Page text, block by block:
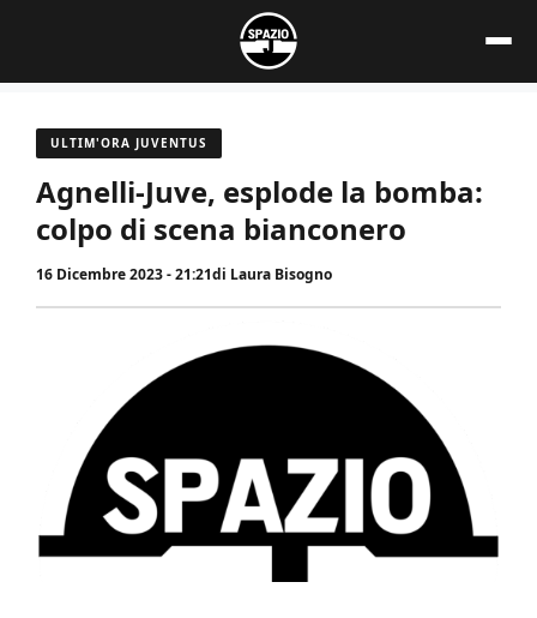
contenuto
ULTIM'ORA JUVENTUS
Agnelli-Juve, esplode la bomba:
colpo di scena bianconero
16 Dicembre 2023 - 21:21di Laura Bisogno